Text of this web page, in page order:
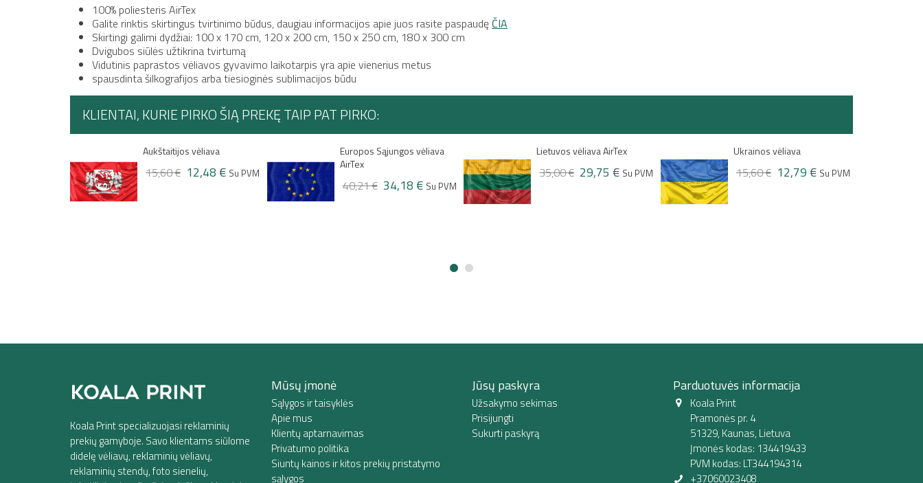
100% poliesteris AirTex
Galite rinktis skirtingus tvirtinimo būdus, daugiau informacijos apie juos rasite paspaudę ČIA
Skirtingi galimi dydžiai: 100 x 170 cm, 120 x 200 cm, 150 x 250 cm, 180 x 300 cm
Dvigubos siūlės užtikrina tvirtumą
Vidutinis paprastos vėliavos gyvavimo laikotarpis yra apie vienerius metus
spausdinta šilkografijos arba tiesioginės sublimacijos būdu
KLIENTAI, KURIE PIRKO ŠIĄ PREKĘ TAIP PAT PIRKO:
Europos Sąjungos vėliava
Lietuvos vėliava AirTex
35,00 €
Ukrainos vėliava
15,60 € 12,79 € Su PVM
Lietuvos vėliava
20,71 € 15,53 € Su PVM
Koala Print specializuojasi reklaminių
prekių gamyboje. Savo klientams siūlome
didelę vėliavų, reklaminių vėliavų,
reklaminių stendų, foto sienelių,
Mūsų įmonė
Sąlygos ir taisyklės
Apie mus
Klientų aptarnavimas
Privatumo politika
Siuntų kainos ir kitos prekių pristatymo
sąlygos
Jūsų paskyra
Užsakymo sekimas
Prisijungti
Sukurti paskyrą
Parduotuvės informacija
Koala Print
Pramonės pr. 4
51329, Kaunas, Lietuva
Įmonės kodas: 134419433
PVM kodas: LT344194314
+37060023408